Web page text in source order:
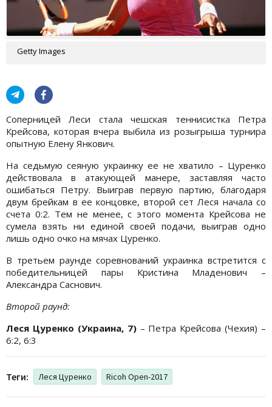
Getty Images
Соперницей Леси стала чешская теннисистка Петра
Крейсова, которая вчера выбила из розыгрыша турнира
опытную Елену Янкович.
На седьмую сеяную украинку ее не хватило – Цуренко
действовала в атакующей манере, заставляя часто
ошибаться Петру. Выиграв первую партию, благодаря
двум брейкам в ее концовке, второй сет Леся начала со
счета 0:2. Тем не менее, с этого момента Крейсова не
сумела взять ни единой своей подачи, выиграв одно
лишь одно очко на мячах Цуренко.
В третьем раунде соревнований украинка встретится с
победительницей пары Кристина Младенович –
Александра Саснович.
Второй раунд:
Леся Цуренко (Украина, 7)– Петра Крейсова (Чехия) –
6:2, 6:3
Теги: Леся Цуренко Ricoh Open-2017